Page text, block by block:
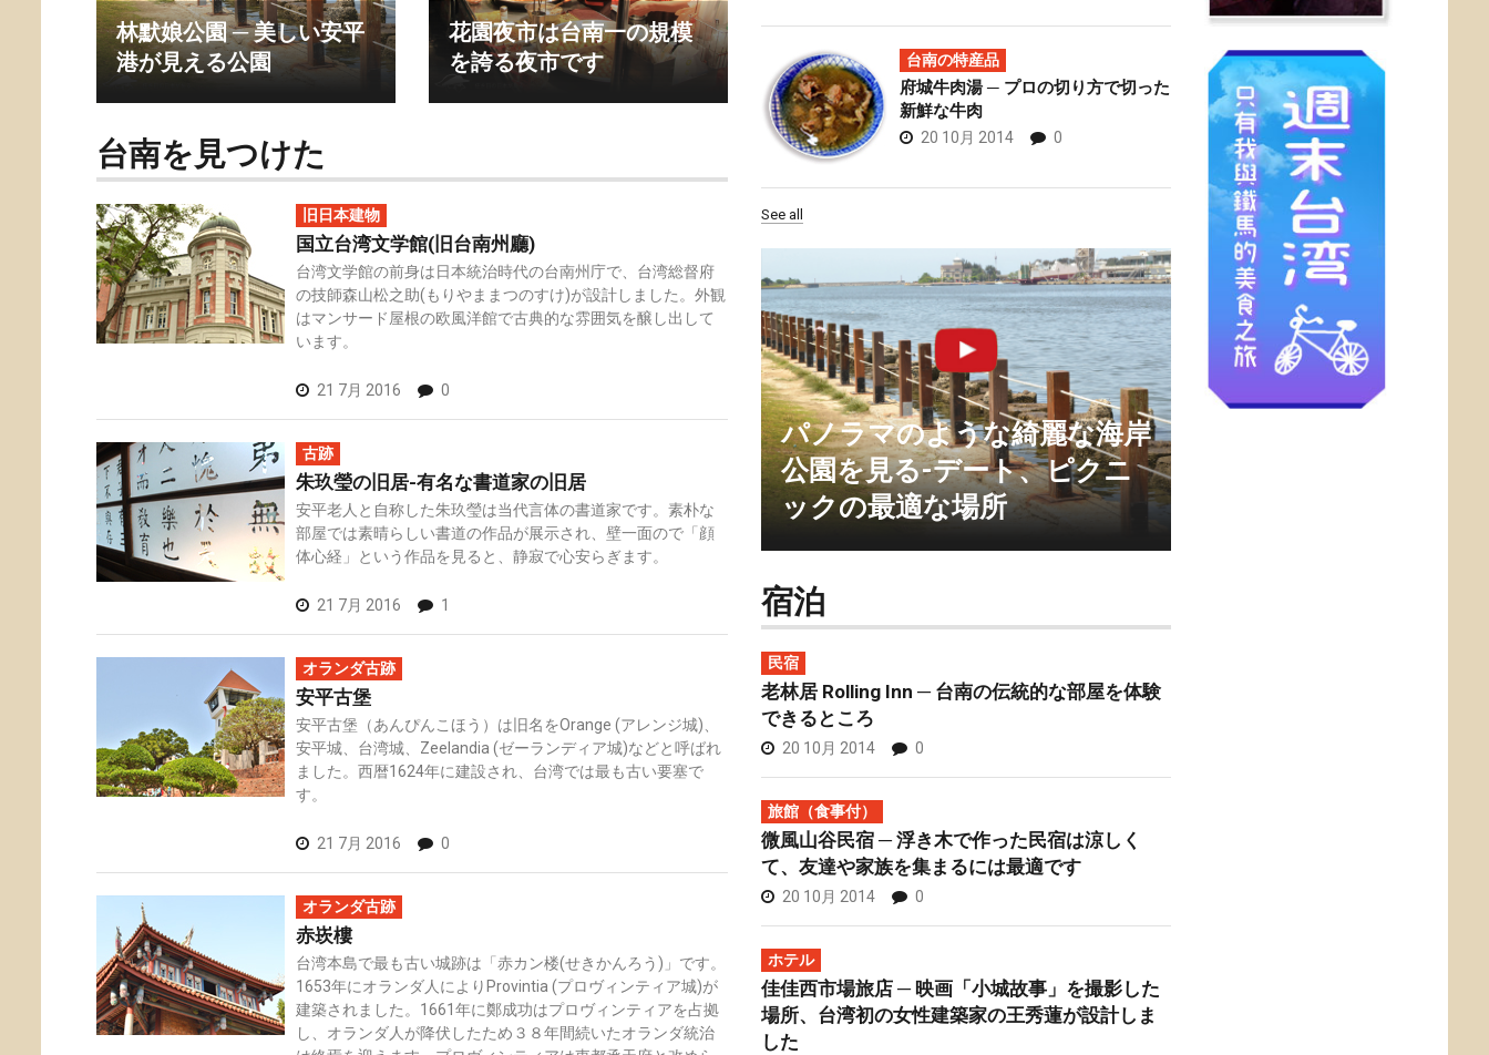
台南の特産品
府城牛肉湯 ─ プロの切り方で切った
新鮮な牛肉
20 10月 2014 0
See all
林默娘公園 ─ 美しい安平
港が見える公園
花園夜市は台南一の規模
を誇る夜市です
台南を見つけた
旧日本建物
国立台湾文学館(旧台南州廳)
台湾文学館の前身は日本統治時代の台南州庁で、台湾総督府
の技師森山松之助(もりやままつのすけ)が設計しました。外観
はマンサード屋根の欧風洋館で古典的な雰囲気を醸し出して
います。
21 7月 2016 0
古跡
朱玖瑩の旧居-有名な書道家の旧居
安平老人と自称した朱玖瑩は当代言体の書道家です。素朴な
部屋では素晴らしい書道の作品が展示され、壁一面ので「顔
体心経」という作品を見ると、静寂で心安らぎます。
21 7月 2016 1
オランダ古跡
安平古堡
安平古堡（あんぴんこほう）は旧名をOrange (アレンジ城)、
安平城、台湾城、Zeelandia (ゼーランディア城)などと呼ばれ
ました。西暦1624年に建設され、台湾では最も古い要塞で
す。
21 7月 2016 0
オランダ古跡
赤崁樓
台湾本島で最も古い城跡は「赤カン楼(せきかんろう)」です。
1653年にオランダ人によりProvintia (プロヴィンティア城)が
建築されました。1661年に鄭成功はプロヴィンティアを占拠
し、オランダ人が降伏したため３８年間続いたオランダ統治
パノラマのような綺麗な海岸
公園を見る-デート、ピクニ
ックの最適な場所
宿泊
民宿
老林居 Rolling Inn ─ 台南の伝統的な部屋を体験
できるところ
20 10月 2014 0
旅館（食事付）
微風山谷民宿 ─ 浮き木で作った民宿は涼しく
て、友達や家族を集まるには最適です
20 10月 2014 0
ホテル
佳佳西市場旅店 ─ 映画「小城故事」を撮影した
場所、台湾初の女性建築家の王秀蓮が設計しま
した